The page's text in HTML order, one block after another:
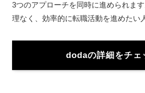
3つのアプローチを同時に進められま
理なく、効率的に転職活動を進めたい
dodaの詳細をチェ